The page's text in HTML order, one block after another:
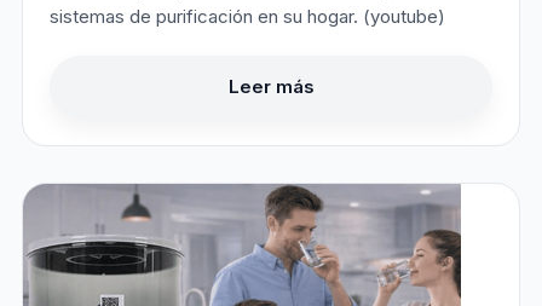
sistemas de purificación en su hogar. (youtube)
Leer más